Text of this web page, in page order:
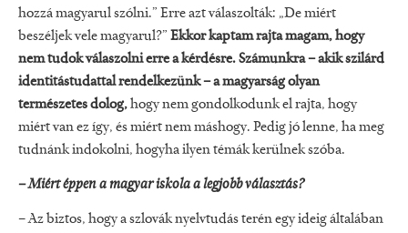
hozzá magyarul szólni.” Erre azt válaszolták: „De miért
beszéljek vele magyarul?” Ekkor kaptam rajta magam, hogy
nem tudok válaszolni erre a kérdésre. Számunkra – akik szilárd
identitástudattal rendelkezünk – a magyarság olyan
természetes dolog,hogy nem gondolkodunk el rajta, hogy
miért van ez így, és miért nem máshogy. Pedig jó lenne, ha meg
tudnánk indokolni, hogyha ilyen témák kerülnek szóba.
– Miért éppen a magyar iskola a legjobb választás?
– Az biztos, hogy a szlovák nyelvtudás terén egy ideig általában